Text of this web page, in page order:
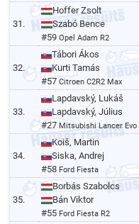
31.
Hoffer Zsolt
Szabó Bence
#59Opel Adam R2
32.
Tábori Ákos
Kurti Tamás
#57Citroen C2R2 Max
33.
Lapdavský, Lukáš
Lapdavský, Július
#27Mitsubishi Lancer Evo
34.
Koiš, Martin
Siska, Andrej
#58 Ford Fiesta
35.
Borbás Szabolcs
Bán Viktor
#55 Ford Fiesta R2